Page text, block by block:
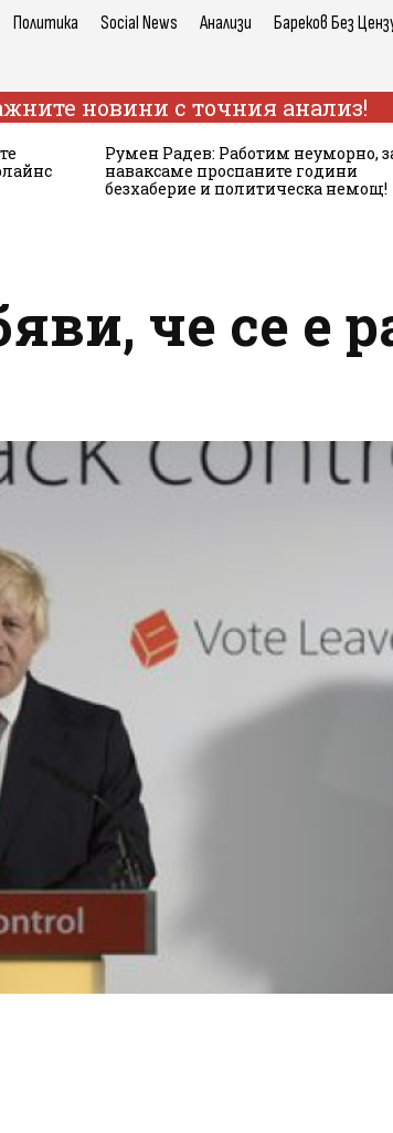
Политика Social News Анализи Бареков Без
новини с точния анализ!
Румен Радев: Работим неуморно,
наваксаме проспаните години
безхаберие и политическа немощ!
че се е